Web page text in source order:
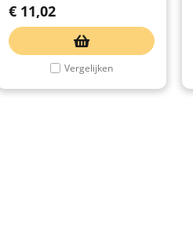
€ 11,02
Vergelijken